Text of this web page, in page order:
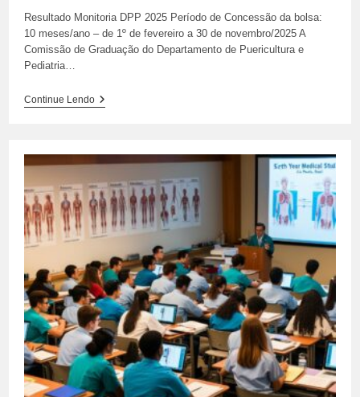
Resultado Monitoria DPP 2025 Período de Concessão da bolsa:
10 meses/ano – de 1º de fevereiro a 30 de novembro/2025 A
Comissão de Graduação do Departamento de Puericultura e
Pediatria…
Continue LendoResultado